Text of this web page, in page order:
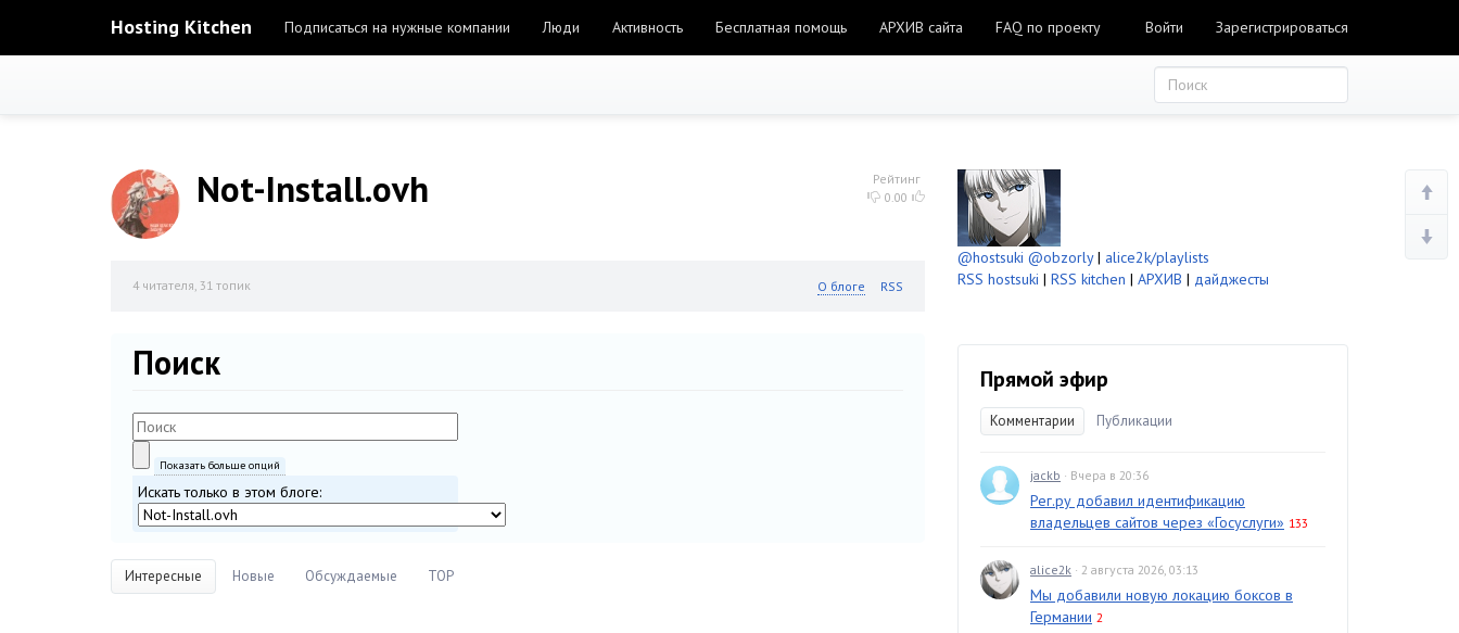
Hosting Kitchen Подписаться на нужные компании Люди Активность Бесплатная помощь АРХИВ сайта FAQ по проекту Войти Зарегистрироваться
Рейтинг
0.00
Not-Install.ovh
4читателя, 31 топик О блоге RSS
Поиск
Показать больше опций
Искать только в этом блоге:
Интересные Новые Обсуждаемые TOP
@hostsuki @obzorly| alice2k/playlists
RSS hostsuki | RSS kitchen | АРХИВ | дайджесты
Прямой эфир
Комментарии Публикации
jackb · Вчера в 20:36
Рег.ру добавил идентификацию
владельцев сайтов через «Госуслуги» 133
alice2k · 2 августа 2026, 03:13
Мы добавили новую локацию боксов в
Германии 2